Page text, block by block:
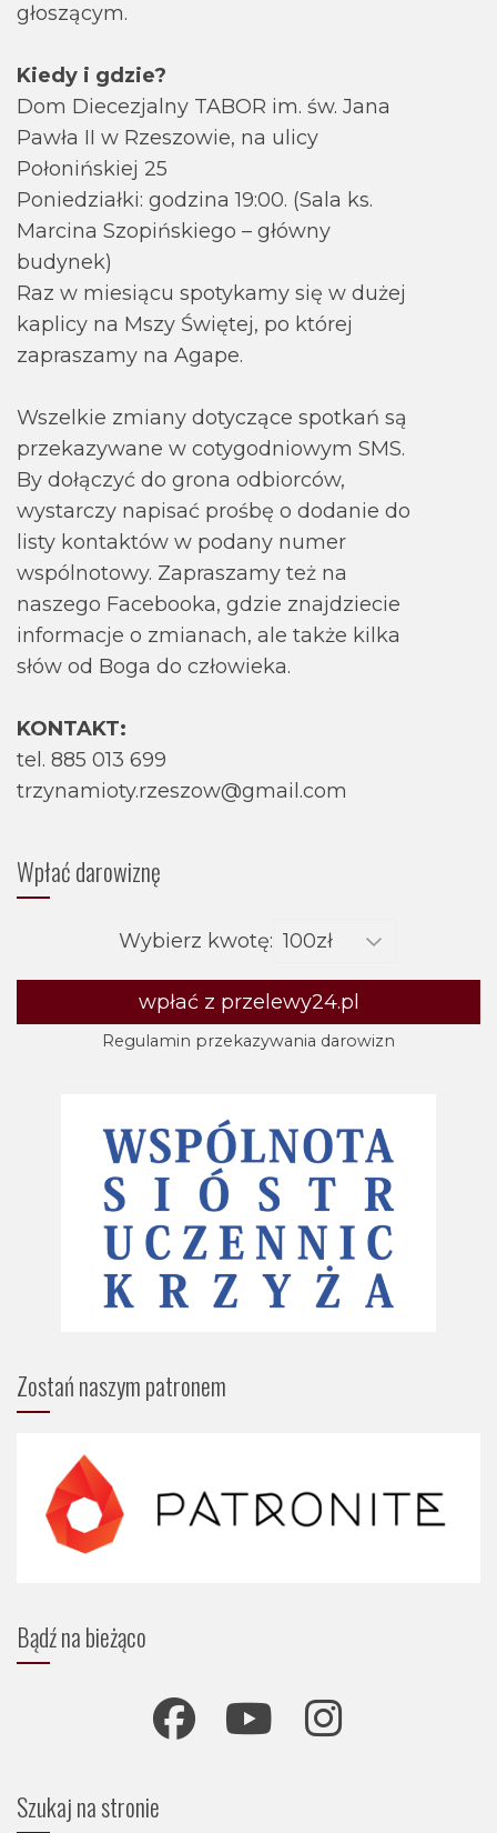
głoszącym.
Kiedy i gdzie?
Dom Diecezjalny TABOR im. św. Jana
Pawła II w Rzeszowie, na ulicy
Połonińskiej 25
Poniedziałki: godzina 19:00. (Sala ks.
Marcina Szopińskiego – główny
budynek)
Raz w miesiącu spotykamy się w dużej
kaplicy na Mszy Świętej, po której
zapraszamy na Agape.
Wszelkie zmiany dotyczące spotkań są
przekazywane w cotygodniowym SMS.
By dołączyć do grona odbiorców,
wystarczy napisać prośbę o dodanie do
listy kontaktów w podany numer
wspólnotowy. Zapraszamy też na
naszego Facebooka, gdzie znajdziecie
informacje o zmianach, ale także kilka
słów od Boga do człowieka.
KONTAKT:
tel. 885 013 699
trzynamioty.rzeszow@gmail.com
Wpłać darowiznę
Wybierz kwotę:
wpłać z przelewy24.pl
Regulamin przekazywania darowizn
Zostań naszym patronem
Bądź na bieżąco
Szukaj na stronie